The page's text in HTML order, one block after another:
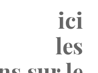
ici
les